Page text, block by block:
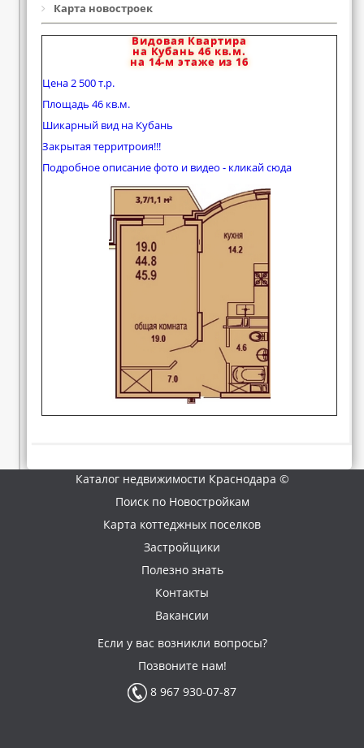
Карта новостроек
Видовая Квартира
на Кубань 46 кв.м.
на 14-м этаже из 16
Цена 2 500 т.р.
Площадь 46 кв.м.
Шикарный вид на Кубань
Закрытая территроия!!!
Подробное описание фото и видео - кликай сюда
Каталог недвижимости Краснодара ©
Поиск по Новостройкам
Карта коттеджных поселков
Застройщики
Полезно знать
Контакты
Вакансии
Если у вас возникли вопросы?
Позвоните нам!
8 967 930-07-87